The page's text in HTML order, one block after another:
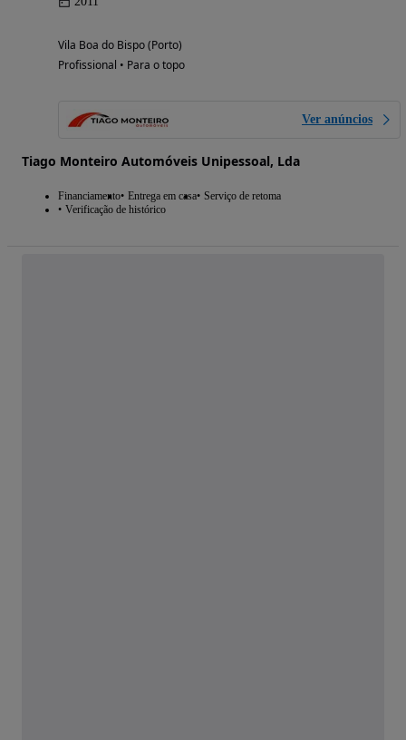
Vila Boa do Bispo (Porto)
Profissional • Para o topo
Ver anúncios
Tiago Monteiro Automóveis Unipessoal, Lda
Financiamento Entrega em casa Serviço de retoma
Verificação de histórico